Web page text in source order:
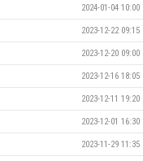
2024-01-04 10:00
2023-12-22 09:15
2023-12-20 09:00
2023-12-16 18:05
2023-12-11 19:20
2023-12-01 16:30
2023-11-29 11:35